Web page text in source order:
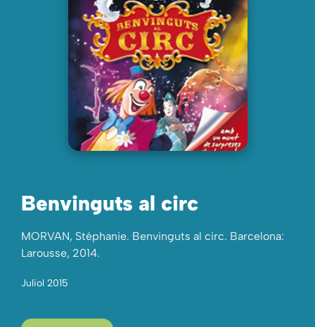
Benvinguts al circ
MORVAN, Stéphanie. Benvinguts al circ. Barcelona:
Larousse, 2014.
Juliol 2015